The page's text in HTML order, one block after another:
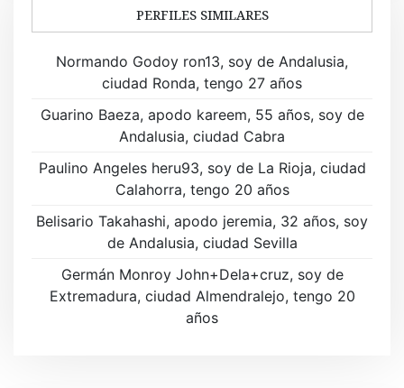
ó
n
e
PERFILES SIMILARES
Normando Godoy ron13, soy de Andalusia,
ciudad Ronda, tengo 27 años
Guarino Baeza, apodo kareem, 55 años, soy de
Andalusia, ciudad Cabra
Paulino Angeles heru93, soy de La Rioja, ciudad
Calahorra, tengo 20 años
Belisario Takahashi, apodo jeremia, 32 años, soy
de Andalusia, ciudad Sevilla
Germán Monroy John+Dela+cruz, soy de
Extremadura, ciudad Almendralejo, tengo 20
años